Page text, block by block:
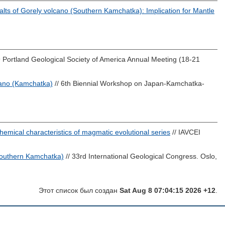
of Gorely volcano (Southern Kamchatka): Implication for Mantle
Geological Society of America Annual Meeting (18-21
(Kamchatka) // 6th Biennial Workshop on Japan-Kamchatka-
characteristics of magmatic evolutional series // IAVCEI
Kamchatka) // 33rd International Geological Congress. Oslo,
Этот список был создан Sat Aug 8 07:04:15 2026 +12